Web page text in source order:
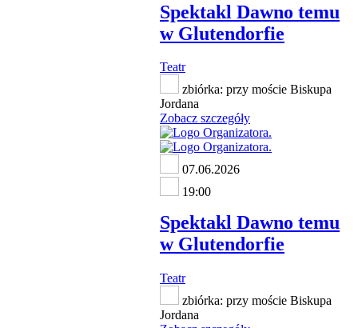
Spektakl Dawno temu
w Glutendorfie
Teatr
zbiórka: przy moście Biskupa
Jordana
Zobacz szczegóły
07.06.2026
19:00
Spektakl Dawno temu
w Glutendorfie
Teatr
zbiórka: przy moście Biskupa
Jordana